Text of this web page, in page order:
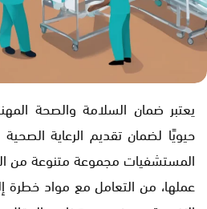
يعتبر ضمان السلامة والصحة
حيويًا لضمان تقديم الرعاية
المستشفيات مجموعة متنوعة من
عملها، من التعامل مع مواد خطرة